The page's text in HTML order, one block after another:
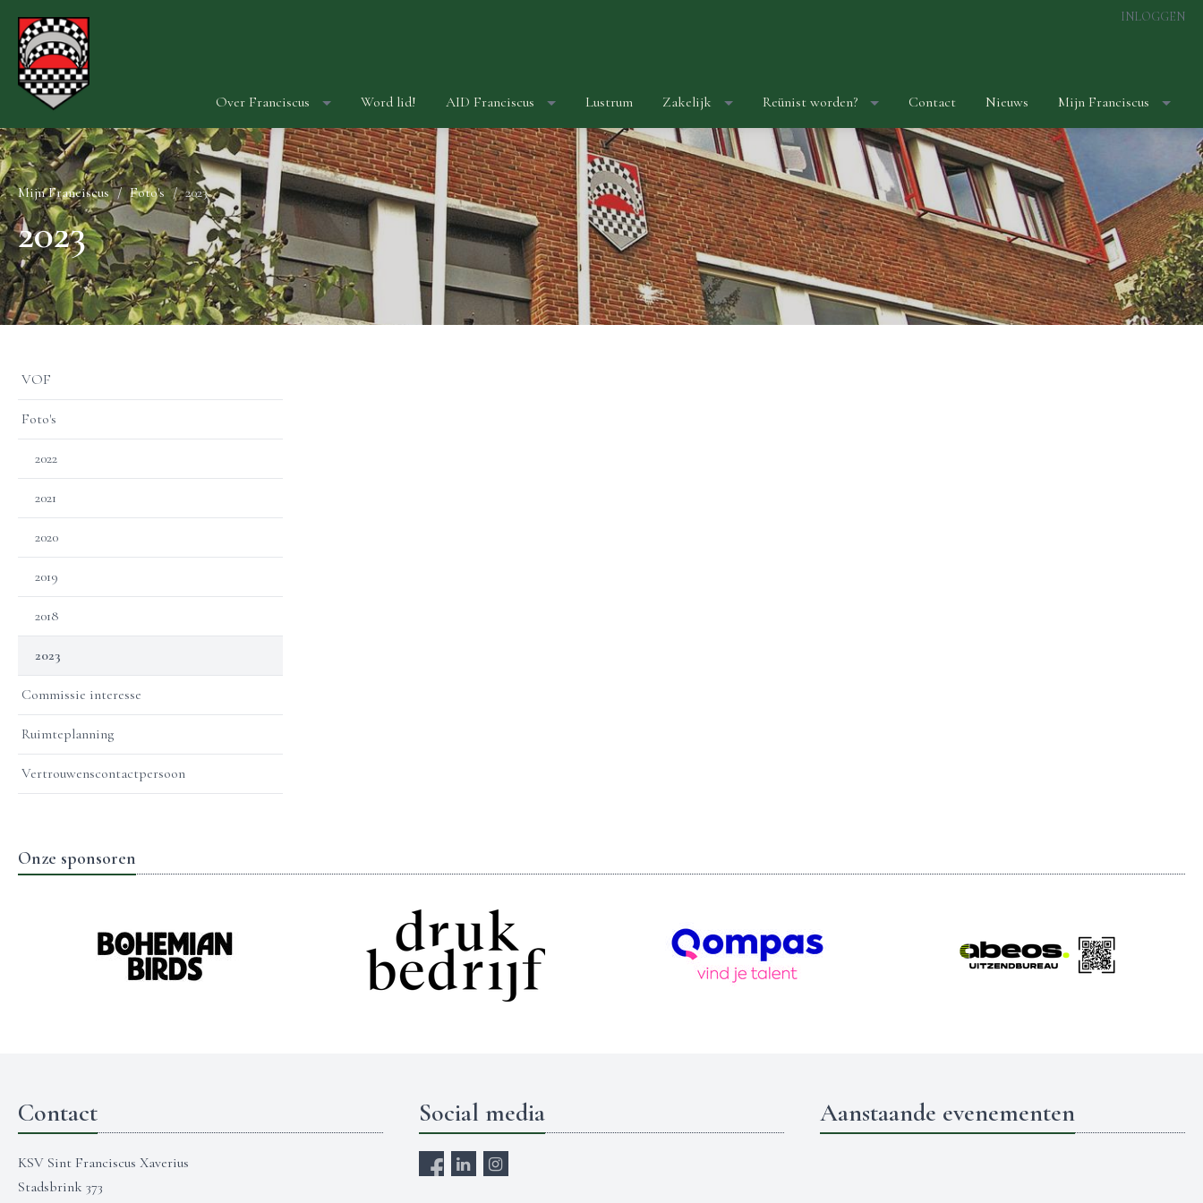
INLOGGEN
Over Franciscus Word lid! AID Franciscus Lustrum Zakelijk Reünist worden? Contact Nieuws Mijn Franciscus
Mijn Franciscus Foto's 2023
2023
VOF
Foto's
2022
2021
2020
2019
2018
2023
Commissie interesse
Ruimteplanning
Vertrouwenscontactpersoon
Onze sponsoren
Contact
KSV Sint Franciscus Xaverius
Stadsbrink 373
Social media Aanstaande evenementen